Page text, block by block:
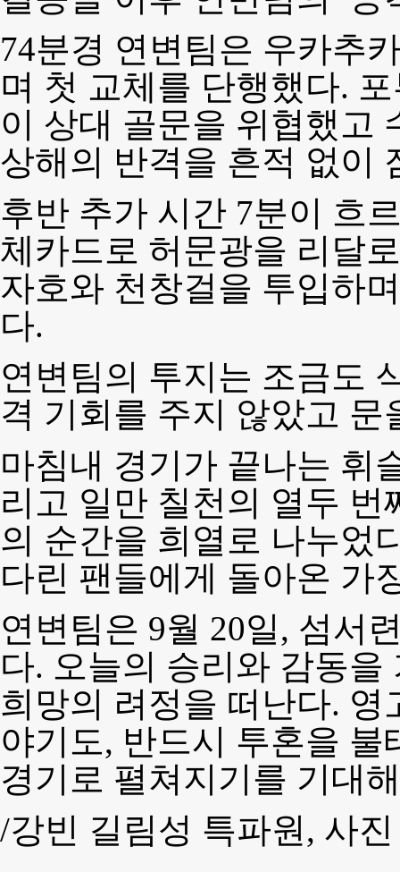
74분경 연변팀은 우카추
며 첫 교체를 단행했다.
이 상대 골문을 위협했고
상해의 반격을 흔적 없이
후반 추가 시간 7분이 흐
체카드로 허문광을 리달
자호와 천창걸을 투입하
다.
연변팀의 투지는 조금도
격 기회를 주지 않았고 문
마침내 경기가 끝나는 휘
리고 일만 칠천의 열두
의 순간을 희열로 나누었
다린 팬들에게 돌아온 가
연변팀은 9월 20일, 섬서
다. 오늘의 승리와 감동
희망의 려정을 떠난다.
야기도, 반드시 투혼을
경기로 펼쳐지기를 기대
/강빈 길림성 특파원, 사